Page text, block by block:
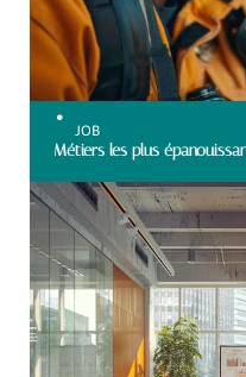
JOB
Métiers les plus